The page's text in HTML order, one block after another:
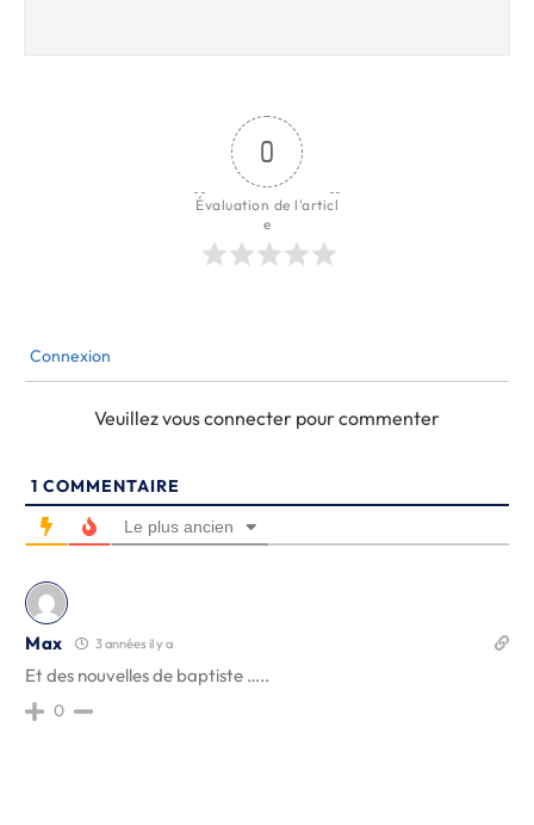
0
Évaluation de l'articl
e
Connexion
Veuillez vous connecter pour commenter
1 COMMENTAIRE
Le plus ancien
Max 3 années il y a
Et des nouvelles de baptiste …..
0